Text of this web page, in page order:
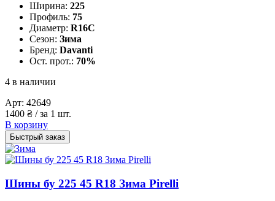
Ширина: 225
Профиль: 75
Диаметр: R16C
Сезон: Зима
Бренд: Davanti
Ост. прот.: 70%
4 в наличии
Арт: 42649
1400 ₴ / за 1 шт.
В корзину
Быстрый заказ
Шины бу 225 45 R18 Зима Pirelli